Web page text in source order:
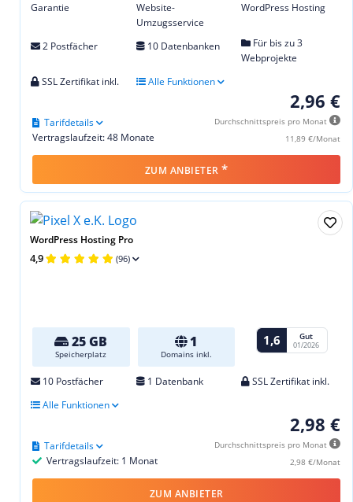
Garantie
Website-
Umzugsservice
WordPress Hosting
2 Postfächer 10 Datenbanken
Für bis zu 3
Webprojekte
SSL Zertifikat inkl.
Alle Funktionen
2,96 €
Durchschnittspreis pro Monat
11,89 €/Monat
Vertragslaufzeit: 48 Monate
Tarifdetails
ZUM ANBIETER *
WordPress Hosting Pro
4,9 (96)
25 GB
Speicherplatz
1
Domains inkl.
1,6 Gut
01/2026
10 Postfächer 1 Datenbank
SSL Zertifikat inkl.
Alle Funktionen
2,98 €
Durchschnittspreis pro Monat
2,98 €/Monat
Vertragslaufzeit: 1 Monat
Tarifdetails
ZUM ANBIETER